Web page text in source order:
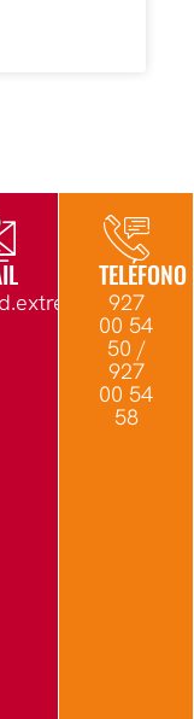
TELÉFONO
927
00 54
50 /
927
00 54
58